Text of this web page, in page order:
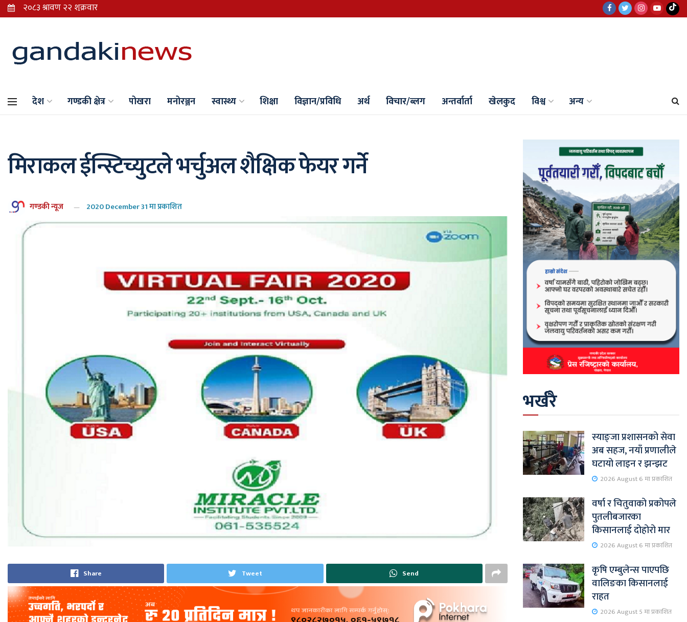
देश गण्डकी क्षेत्र पोखरा मनोरञ्जन स्वास्थ्य शिक्षा विज्ञान/प्रविधि अर्थ विचार/ब्लग अन्तर्वार्ता खेलकुद विश्व अन्य
मिराकल ईन्स्टिच्युटले भर्चुअल शैक्षिक फेयर गर्ने
गण्डकी न्यूज 2020 December 31 मा प्रकाशित
Share Tweet Send
भर्खरै
स्याङ्जा प्रशासनको सेवा
अब सहज, नयाँ प्रणालीले
घटायो लाइन र झन्झट
2026 August 6 मा प्रकाशित
वर्षा र चितुवाको प्रकोपले
पुतलीबजारका
किसानलाई दोहोरो मार
2026 August 6 मा प्रकाशित
कृषि एम्बुलेन्स पाएपछि
वालिङका किसानलाई
राहत
2026 August 5 मा प्रकाशित